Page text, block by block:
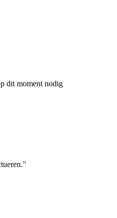
dit moment nodig